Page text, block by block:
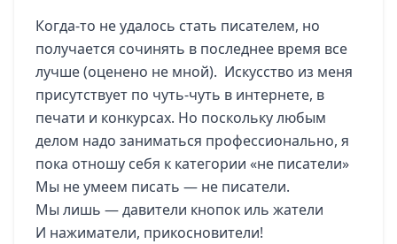
Когда-то не удалось стать писателем, но
получается сочинять в последнее время все
лучше (оценено не мной). Искусство из меня
присутствует по чуть-чуть в интернете, в
печати и конкурсах. Но поскольку любым
делом надо заниматься профессионально, я
пока отношу себя к категории «не писатели»
Мы не умеем писать — не писатели.
Мы лишь — давители кнопок иль жатели
И нажиматели, прикосновители!